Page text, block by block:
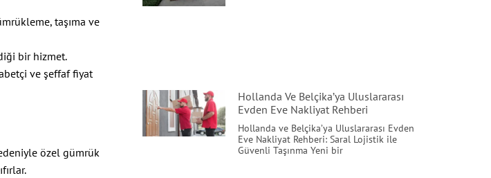
taşıma ve
bir hizmet.
ve şeffaf fiyat
özel gümrük
Hollanda Ve Belçika’ya Uluslararası
Evden Eve Nakliyat Rehberi
Hollanda ve Belçika’ya Uluslararası Evden
Eve Nakliyat Rehberi: Saral Lojistik ile
Güvenli Taşınma Yeni bir